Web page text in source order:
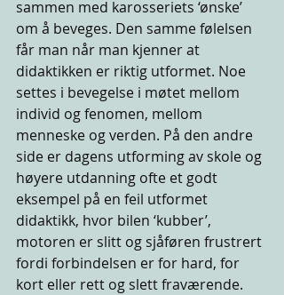
sammen med karosseriets ‘ønske’
om å beveges. Den samme følelsen
får man når man kjenner at
didaktikken er riktig utformet. Noe
settes i bevegelse i møtet mellom
individ og fenomen, mellom
menneske og verden. På den andre
side er dagens utforming av skole og
høyere utdanning ofte et godt
eksempel på en feil utformet
didaktikk, hvor bilen ‘kubber’,
motoren er slitt og sjåføren frustrert
fordi forbindelsen er for hard, for
kort eller rett og slett fraværende.